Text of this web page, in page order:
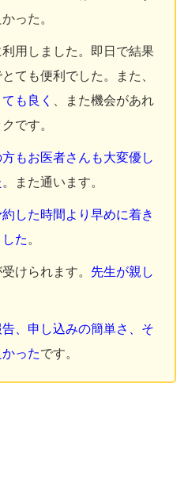
った。
利用しました。即日で結果
ても便利でした。また、
も良く
、また機会があれ
です。
もお医者さんも大変優し
。また通います。
した時間より早めに着き
た 。
けられます。 先生が親し
、申し込みの簡単さ、そ
ったです。